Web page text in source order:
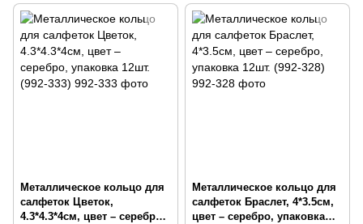
Металлическое кольцо для
салфеток Цветок,
4.3*4.3*4см, цвет – серебро,
Металлическое кольцо для
салфеток Браслет, 4*3.5см,
цвет – серебро, упаковка